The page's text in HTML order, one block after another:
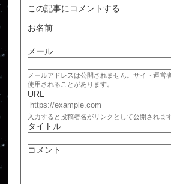
この記事にコメントする
お名前
メール
メールアドレスは公開されません。サイト運営
使用されることがあります。
URL
入力すると投稿者名がリンクとして公開されます
タイトル
コメント